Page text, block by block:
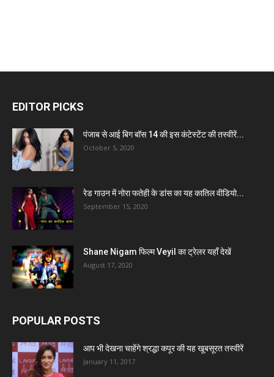
EDITOR PICKS
पंजाब से आई बिग बॉस 14 की इस कंटेस्टेंट की तस्वीरें...
October 5, 2020
रेड गाउन में नोरा फतेही के डांस का यह कातिल वीडियो...
September 15, 2020
Shane Nigam फिल्म Veyil का ट्रेलर यहाँ देखें
August 17, 2020
POPULAR POSTS
आप भी देखना चाहेंगे श्रद्धा कपूर की यह खूबसूरत तस्वीरें
January 11, 2017